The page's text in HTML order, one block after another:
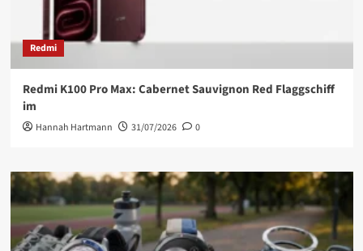
Redmi
Redmi K100 Pro Max: Cabernet Sauvignon Red Flaggschiff
im
Hannah Hartmann 31/07/2026 0